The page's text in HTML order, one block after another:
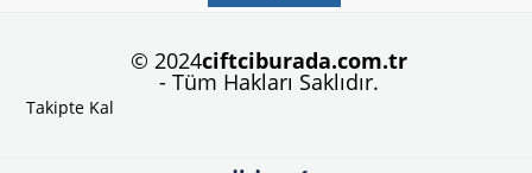
© 2024ciftciburada.com.tr
- Tüm Hakları Saklıdır.
Takipte Kal